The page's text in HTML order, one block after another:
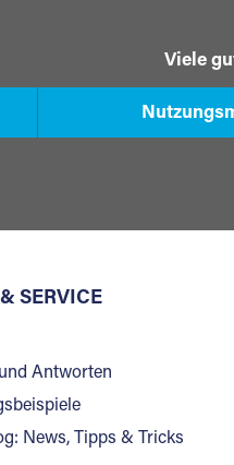
Viele
SERVICE
Antworten
News, Tipps & Tricks